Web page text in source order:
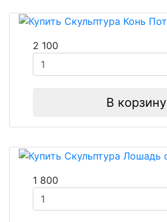
2 100
В корзину
1 800